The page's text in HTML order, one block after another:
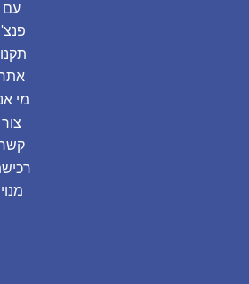
עם
מי
צור
מנוי